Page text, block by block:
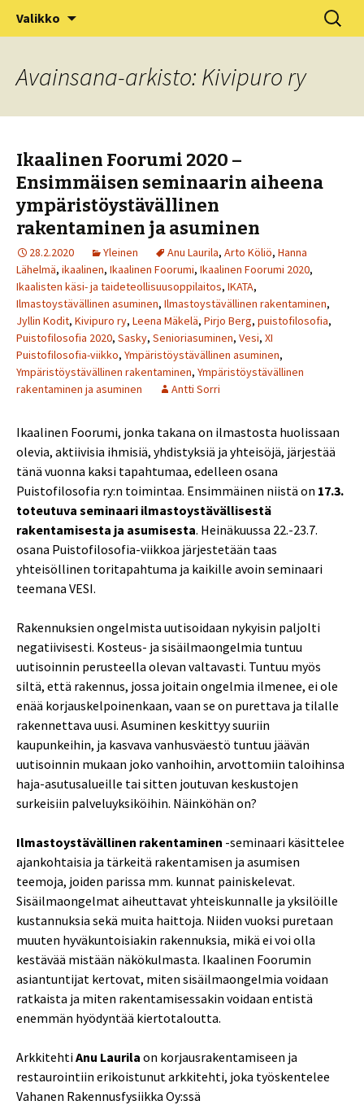
Puistofilosofia
XV Puistofilosofia-viikko Ikaalisissa
15.-19.7.2025
Valikko Haku:
Avainsana-arkisto: Kivipuro ry
Ikaalinen Foorumi 2020 –
Ensimmäisen seminaarin aiheena
ympäristöystävällinen
rakentaminen ja asuminen
28.2.2020 Yleinen Anu Laurila, Arto Köliö, Hanna
Lähelmä, ikaalinen, Ikaalinen Foorumi, Ikaalinen Foorumi 2020,
Ikaalisten käsi- ja taideteollisuusoppilaitos, IKATA,
Ilmastoystävällinen asuminen, Ilmastoystävällinen rakentaminen,
Jyllin Kodit, Kivipuro ry, Leena Mäkelä, Pirjo Berg, puistofilosofia,
Puistofilosofia 2020, Sasky, Senioriasuminen, Vesi, XI
Puistofilosofia-viikko, Ympäristöystävällinen asuminen,
Ympäristöystävällinen rakentaminen, Ympäristöystävällinen
rakentaminen ja asuminen
Antti Sorri
Ikaalinen Foorumi, jonka takana on ilmastosta huolissaan
olevia, aktiivisia ihmisiä, yhdistyksiä ja yhteisöjä, järjestää
tänä vuonna kaksi tapahtumaa, edelleen osana
Puistofilosofia ry:n toimintaa. Ensimmäinen niistä on 17.3.
toteutuva seminaari ilmastoystävällisestä
rakentamisesta ja asumisesta. Heinäkuussa 22.-23.7.
osana Puistofilosofia-viikkoa järjestetään taas
yhteisöllinen toritapahtuma ja kaikille avoin seminaari
teemana VESI.
Rakennuksien ongelmista uutisoidaan nykyisin paljolti
negatiivisesti. Kosteus- ja sisäilmaongelmia tuntuu
uutisoinnin perusteella olevan valtavasti. Tuntuu myös
siltä, että rakennus, jossa joitain ongelmia ilmenee, ei ole
enää korjauskelpoinenkaan, vaan se on purettava ja tilalle
rakennettava uusi. Asuminen keskittyy suuriin
kaupunkeihin, ja kasvava vanhusväestö tuntuu jäävän
uutisoinnin mukaan joko vanhoihin, arvottomiin taloihinsa
haja-asutusalueille tai sitten joutuvan keskustojen
surkeisiin palveluyksiköihin. Näinköhän on?
Ilmastoystävällinen rakentaminen -seminaari käsittelee
ajankohtaisia ja tärkeitä rakentamisen ja asumisen
teemoja, joiden parissa mm. kunnat painiskelevat.
Sisäilmaongelmat aiheuttavat yhteiskunnalle ja yksilöille
kustannuksia sekä muita haittoja. Niiden vuoksi puretaan
muuten hyväkuntoisiakin rakennuksia, mikä ei voi olla
kestävää mistään näkökulmasta. Ikaalinen Foorumin
asiantuntijat kertovat, miten sisäilmaongelmia voidaan
ratkaista ja miten rakentamisessakin voidaan entistä
enemmän hyödyntää kiertotaloutta.
ArkkitehtiAnu Laurila on korjausrakentamiseen ja
restaurointiin erikoistunut arkkitehti, joka työskentelee
Vahanen Rakennusfysiikka Oy:ssä